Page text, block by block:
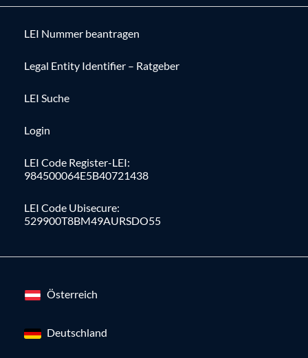
LEI Nummer beantragen
Legal Entity Identifier – Ratgeber
LEI Suche
Login
LEI Code Register-LEI:
984500064E5B40721438
LEI Code Ubisecure:
529900T8BM49AURSDO55
Österreich
Deutschland